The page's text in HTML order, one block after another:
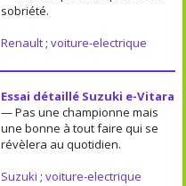
sobriété.
Renault; voiture-electrique
Essai détaillé Suzuki e-Vitara
— Pas une championne mais
une bonne à tout faire qui se
révèlera au quotidien.
Suzuki ; voiture-electrique